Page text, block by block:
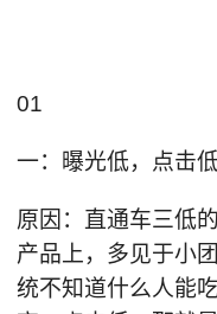
01
一：曝光低，点击
原因：直通车三低
产品上，多见于小
统不知道什么人能